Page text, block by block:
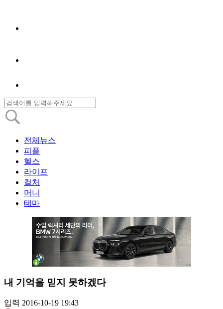
전체뉴스
피플
헬스
라이프
컬처
머니
테마
내 기억을 믿지 못하겠다
입력 2016-10-19 19:43